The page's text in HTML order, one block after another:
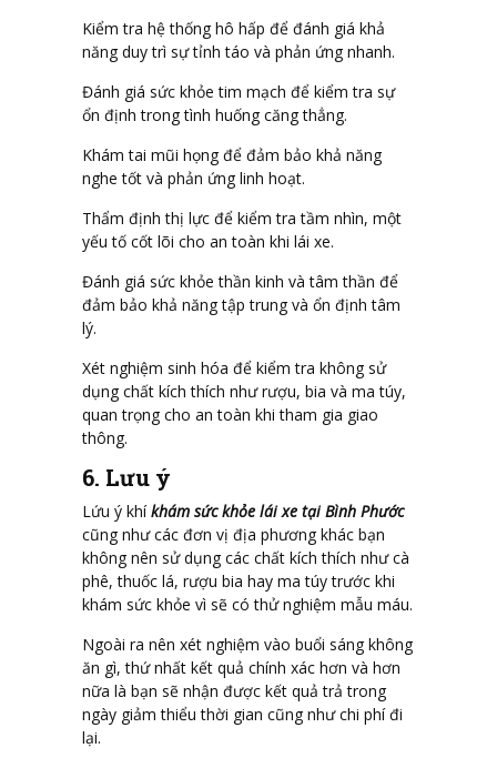
Kiểm tra hệ thống hô hấp để đánh giá khả
năng duy trì sự tỉnh táo và phản ứng nhanh.
Đánh giá sức khỏe tim mạch để kiểm tra sự
ổn định trong tình huống căng thẳng.
Khám tai mũi họng để đảm bảo khả năng
nghe tốt và phản ứng linh hoạt.
Thẩm định thị lực để kiểm tra tầm nhìn, một
yếu tố cốt lõi cho an toàn khi lái xe.
Đánh giá sức khỏe thần kinh và tâm thần để
đảm bảo khả năng tập trung và ổn định tâm
lý.
Xét nghiệm sinh hóa để kiểm tra không sử
dụng chất kích thích như rượu, bia và ma túy,
quan trọng cho an toàn khi tham gia giao
thông.
6. Lưu ý
Lứu ý khíkhám sức khỏe lái xe tại Bình Phước
cũng như các đơn vị địa phương khác bạn
không nên sử dụng các chất kích thích như cà
phê, thuốc lá, rượu bia hay ma túy trước khi
khám sức khỏe vì sẽ có thử nghiệm mẫu máu.
Ngoài ra nên xét nghiệm vào buổi sáng không
ăn gì, thứ nhất kết quả chính xác hơn và hơn
nữa là bạn sẽ nhận được kết quả trả trong
ngày giảm thiểu thời gian cũng như chi phí đi
lại.